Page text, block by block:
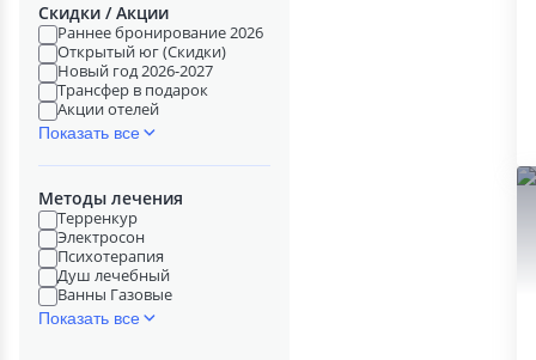
Скидки / Акции
Раннее бронирование 2026
Открытый юг (Скидки)
Новый год 2026-2027
Трансфер в подарок
Акции отелей
Показать все
Методы лечения
Терренкур
Электросон
Психотерапия
Душ лечебный
Ванны Газовые
Показать все